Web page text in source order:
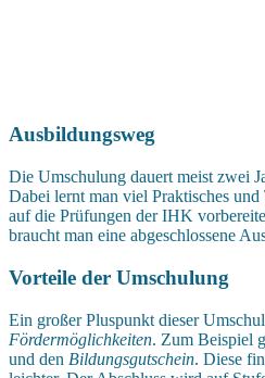
Ausbildungsweg
Die Umschulung dauert meist zwei
Dabei lernt man viel Praktisches
auf die Prüfungen der IHK
braucht man eine abgeschlossene
Vorteile der Umschulung
Ein großer Pluspunkt dieser
Fördermöglichkeiten. Zum Beispiel
und den Bildungsgutschein. Diese